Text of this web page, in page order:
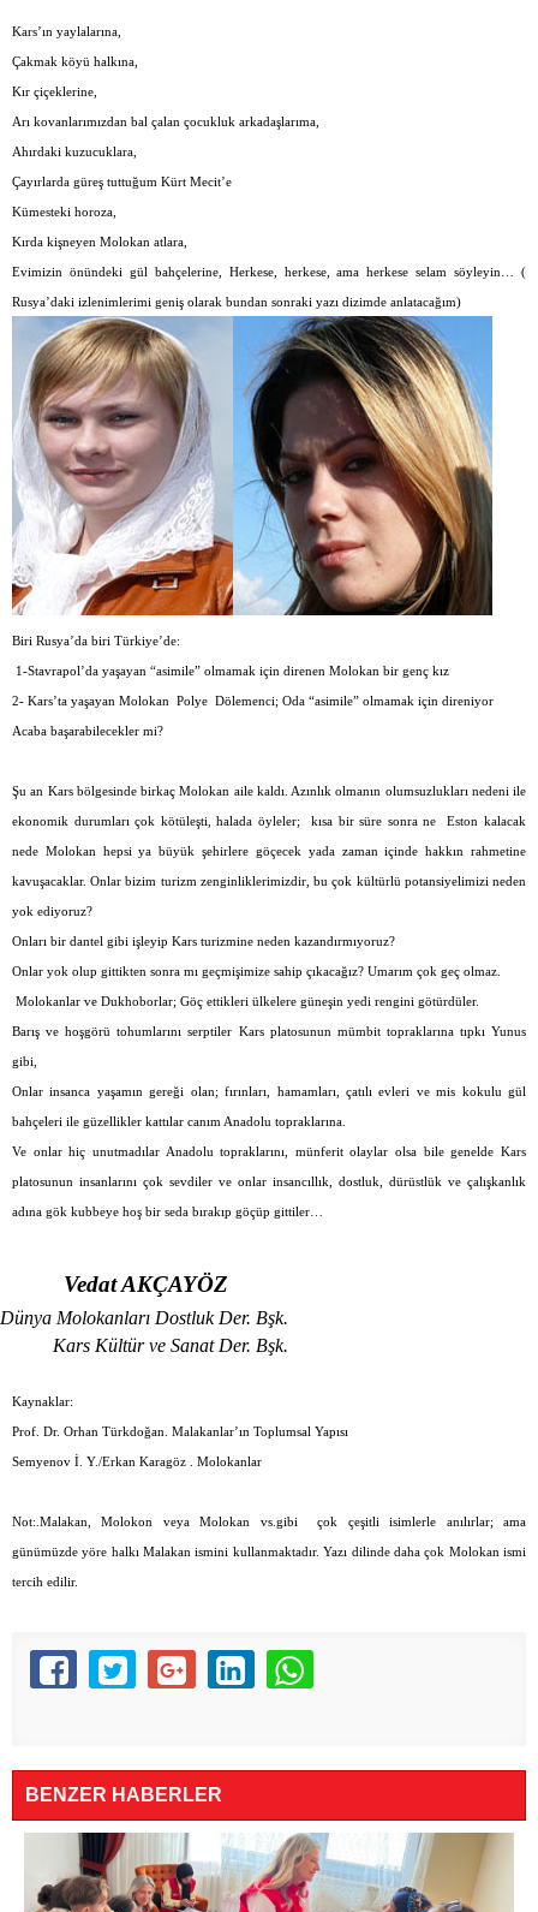
Kars’ın yaylalarına,
Çakmak köyü halkına,
Kır çiçeklerine,
Arı kovanlarımızdan bal çalan çocukluk arkadaşlarıma,
Ahırdaki kuzucuklara,
Çayırlarda güreş tuttuğum Kürt Mecit’e
Kümesteki horoza,
Kırda kişneyen Molokan atlara,
Evimizin önündeki gül bahçelerine, Herkese, herkese, ama herkese selam söyleyin… (
Rusya’daki izlenimlerimi geniş olarak bundan sonraki yazı dizimde anlatacağım)
Biri Rusya’da biri Türkiye’de:
1-Stavrapol’da yaşayan “asimile” olmamak için direnen Molokan bir genç kız
2- Kars’ta yaşayan Molokan Polye Dölemenci; Oda “asimile” olmamak için direniyor
Acaba başarabilecekler mi?
Şu an Kars bölgesinde birkaç Molokan aile kaldı. Azınlık olmanın olumsuzlukları nedeni ile
ekonomik durumları çok kötüleşti, halada öyleler; kısa bir süre sonra ne Eston kalacak
nede Molokan hepsi ya büyük şehirlere göçecek yada zaman içinde hakkın rahmetine
kavuşacaklar. Onlar bizim turizm zenginliklerimizdir, bu çok kültürlü potansiyelimizi neden
yok ediyoruz?
Onları bir dantel gibi işleyip Kars turizmine neden kazandırmıyoruz?
Onlar yok olup gittikten sonra mı geçmişimize sahip çıkacağız? Umarım çok geç olmaz.
Molokanlar ve Dukhoborlar; Göç ettikleri ülkelere güneşin yedi rengini götürdüler.
Barış ve hoşgörü tohumlarını serptiler Kars platosunun mümbit topraklarına tıpkı Yunus
gibi,
Onlar insanca yaşamın gereği olan; fırınları, hamamları, çatılı evleri ve mis kokulu gül
bahçeleri ile güzellikler kattılar canım Anadolu topraklarına.
Ve onlar hiç unutmadılar Anadolu topraklarını, münferit olaylar olsa bile genelde Kars
platosunun insanlarını çok sevdiler ve onlar insancıllık, dostluk, dürüstlük ve çalışkanlık
adına gök kubbeye hoş bir seda bırakıp göçüp gittiler…
AKÇAYÖZ
Dünya Molokanları Dostluk Der. Bşk.
Kars Kültür ve Sanat Der. Bşk.
Kaynaklar:
Prof. Dr. Orhan Türkdoğan. Malakanlar’ın Toplumsal Yapısı
Semyenov İ. Y./Erkan Karagöz . Molokanlar
Not:.Malakan, Molokon veya Molokan vs.gibi çok çeşitli isimlerle anılırlar; ama
günümüzde yöre halkı Malakan ismini kullanmaktadır. Yazı dilinde daha çok Molokan ismi
tercih edilir.
BENZER HABERLER